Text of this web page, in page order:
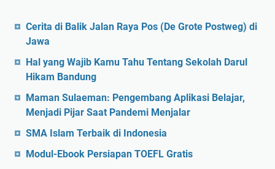
d
e
s
i
Cerita di Balik Jalan Raya Pos (De Grote Postweg) di
Jawa
Hal yang Wajib Kamu Tahu Tentang Sekolah Darul
Hikam Bandung
Maman Sulaeman: Pengembang Aplikasi Belajar,
Menjadi Pijar Saat Pandemi Menjalar
SMA Islam Terbaik di Indonesia
Modul-Ebook Persiapan TOEFL Gratis